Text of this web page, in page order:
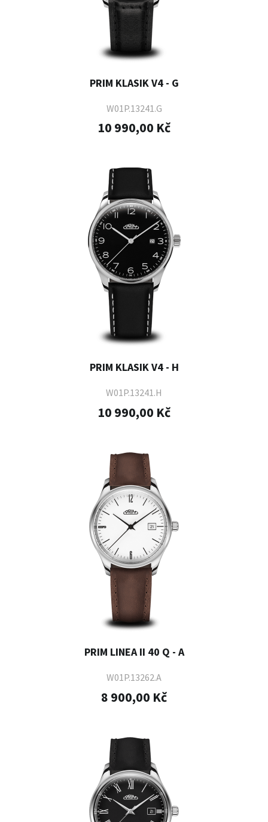
PRIM KLASIK V4 - G
W01P.13241.G
10 990,00 Kč
PRIM KLASIK V4 - H
W01P.13241.H
10 990,00 Kč
PRIM LINEA II 40 Q - A
W01P.13262.A
8 900,00 Kč